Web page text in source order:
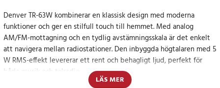
Denver TR-63W kombinerar en klassisk design med moderna
funktioner och ger en stilfull touch till hemmet. Med analog
AM/FM-mottagning och en tydlig avstämningsskala är det enkelt
att navigera mellan radiostationer. Den inbyggda högtalaren med 5
W RMS-effekt levererar ett rent och behagligt ljud, perfekt för
både musik och talradio.
LÄS MER